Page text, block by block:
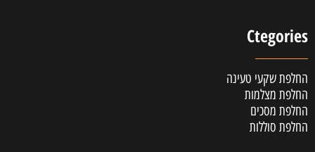
Ctegories
החלפת שקעי טעינה
החלפת מצלמות
החלפת מסכים
החלפת סוללות